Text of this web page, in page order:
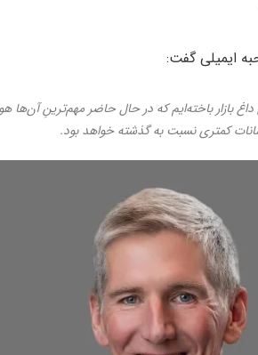
ایمیلی گفت:
کمتری نسبت به گذشته خواهد بود.